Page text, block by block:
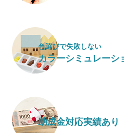
色選びで失敗しない
カラーシミュレーシ
助成金対応実績あり